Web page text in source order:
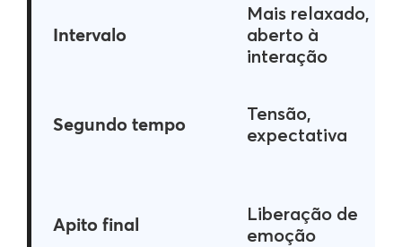
Intervalo
Mais relaxado,
aberto à
interação
Segundo tempo
Tensão,
expectativa
Apito final
Liberação de
emoção